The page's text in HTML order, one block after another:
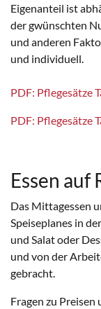
Eigenanteil ist
der gwünschten
und anderen
und individuell.
PDF: Pflegesätze
PDF: Pflegesätze
Essen auf
Das Mittagessen
Speiseplanes in
und Salat oder
und von der
gebracht.
Fragen zu